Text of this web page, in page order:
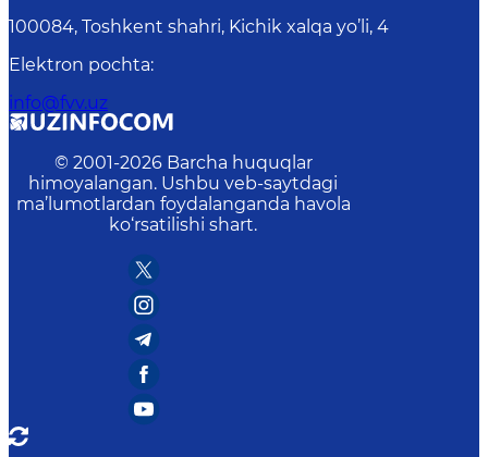
100084, Toshkent shahri, Kichik xalqa yo’li, 4
Elektron pochta:
info@fvv.uz
© 2001-2026 Barcha huquqlar
himoyalangan. Ushbu veb-saytdagi
ma’lumotlardan foydalanganda havola
ko‘rsatilishi shart.